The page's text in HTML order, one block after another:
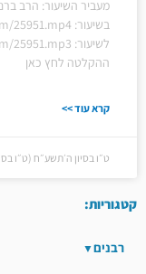
מעביר השיעור: הרב
ההקלטה לחץ כאן
קרא עוד >>
ט״ו בסיון ה׳תשע״ח (ט״ו בסיון
קטגוריות:
רבנים